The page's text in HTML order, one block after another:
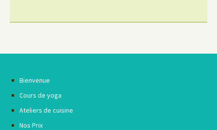
Bienvenue
Cours de yoga
Ateliers de cuisine
Nos Prix